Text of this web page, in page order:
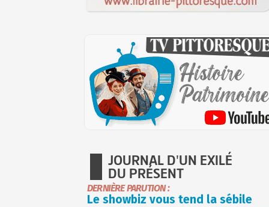
JOURNAL D'UN EXILÉ
DU PRÉSENT
DERNIÈRE PARUTION :
Le showbiz vous tend la sébile